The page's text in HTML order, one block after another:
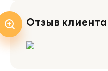
Отзыв клиента